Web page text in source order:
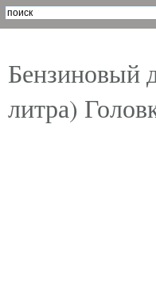
Бензиновый
литра)